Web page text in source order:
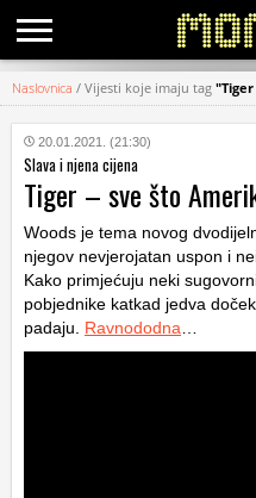
KATEGORIJE
HRVATSKI
WEB
Naslovnica / Vijesti koje imaju tag
20.01.2021. (21:30)
Slava i njena cijena
Tiger – sve što
Woods je tema novog
njegov nevjerojatan uspon i
Kako primjećuju neki
pobjednike katkad jedva
padaju. Ravnododna